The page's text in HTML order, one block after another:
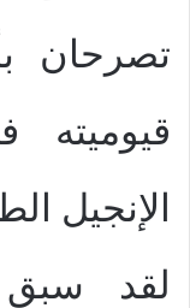
تصرحان
الإنجيل
لقد